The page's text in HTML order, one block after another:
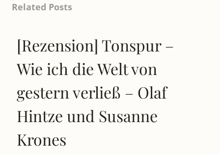
Related Posts
[Rezension] Tonspur –
Wie ich die Welt von
gestern verließ – Olaf
Hintze und Susanne
Krones